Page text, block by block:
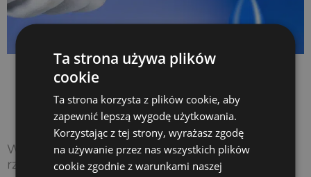
Instalacje wodno-
kanalizacyjne Ziterm –
dlaczego warto?
W Ziterm gwarantujemy fachowość,
rzetelność, zaangażowanie w powierzone
Ta strona używa plików
cookie
Ta strona korzysta z plików cookie, aby
zapewnić lepszą wygodę użytkowania.
Korzystając z tej strony, wyrażasz zgodę
na używanie przez nas wszystkich plików
cookie zgodnie z warunkami naszej